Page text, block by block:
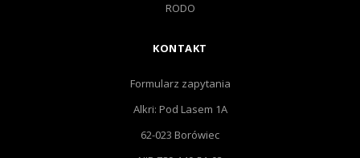
RODO
KONTAKT
Formularz zapytania
Alkri: Pod Lasem 1A
62-023 Borówiec